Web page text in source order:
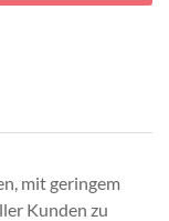
mit geringem
Kunden zu